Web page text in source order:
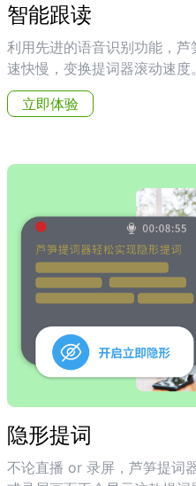
智能跟读
利用先进的语音识别功能，
速快慢，变换提词器滚动速度
立即体验
隐形提词
不论直播 or 录屏，芦笋提词